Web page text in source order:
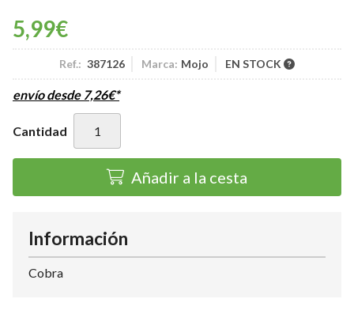
5,99€
Ref.: 387126 Marca: Mojo EN STOCK
envío desde 7,26€*
Cantidad
Añadir a la cesta
Información
Cobra